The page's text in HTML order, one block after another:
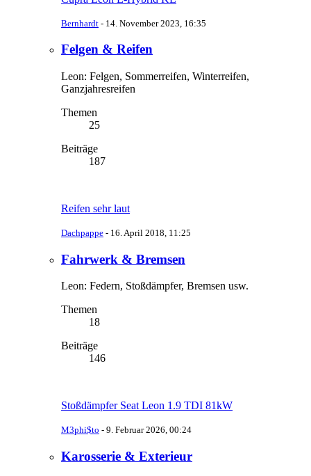
Bernhardt - 14. November 2023, 16:35
Felgen & Reifen
Leon: Felgen, Sommerreifen, Winterreifen,
Ganzjahresreifen
Themen
25
Beiträge
187
Reifen sehr laut
Dachpappe - 16. April 2018, 11:25
Fahrwerk & Bremsen
Leon: Federn, Stoßdämpfer, Bremsen usw.
Themen
18
Beiträge
146
Stoßdämpfer Seat Leon 1.9 TDI 81kW
M3phi$to - 9. Februar 2026, 00:24
Karosserie & Exterieur